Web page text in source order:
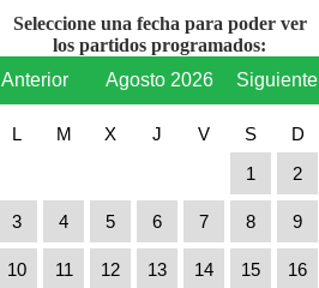
Seleccione una fecha para poder ver
los partidos programados:
Anterior
Agosto 2026 Siguiente
L M X J V S
D
1
2
3 4 5 6 7 8 9
10 11 12 13 14 15 16